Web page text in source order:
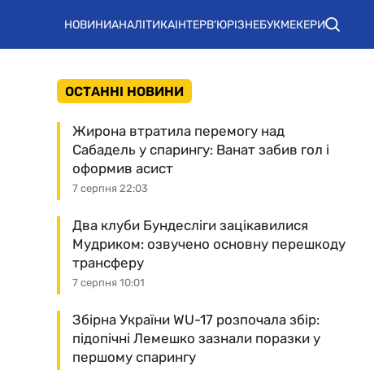
НОВИНИАНАЛІТИКАІНТЕРВ'ЮРІЗНЕБУКМЕКЕРИ
ОСТАННІ НОВИНИ
7 серпня 22:03
Жирона втратила перемогу над
Сабадель у спарингу: Ванат забив гол і
оформив асист
7 серпня 10:01
Два клуби Бундесліги зацікавилися
Мудриком: озвучено основну перешкоду
трансферу
Збірна України WU-17 розпочала збір:
підопічні Лемешко зазнали поразки у
першому спарингу